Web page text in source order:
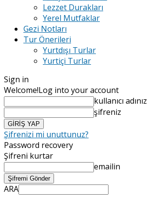
Lezzet Durakları
Yerel Mutfaklar
Gezi Notları
Tur Önerileri
Yurtdışı Turlar
Yurtiçi Turlar
Sign in
Welcome!Log into your account
kullanıcı adınız
şifreniz
Şifrenizi mi unuttunuz?
Password recovery
Şifreni kurtar
emailin
ARA